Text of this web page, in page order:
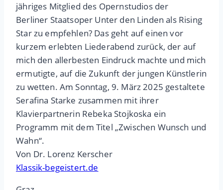
jähriges Mitglied des Opernstudios der
Berliner Staatsoper Unter den Linden als Rising
Star zu empfehlen? Das geht auf einen vor
kurzem erlebten Liederabend zurück, der auf
mich den allerbesten Eindruck machte und mich
ermutigte, auf die Zukunft der jungen Künstlerin
zu wetten. Am Sonntag, 9. März 2025 gestaltete
Serafina Starke zusammen mit ihrer
Klavierpartnerin Rebeka Stojkoska ein
Programm mit dem Titel „Zwischen Wunsch und
Wahn“.
Von Dr. Lorenz Kerscher
Klassik-begeistert.de